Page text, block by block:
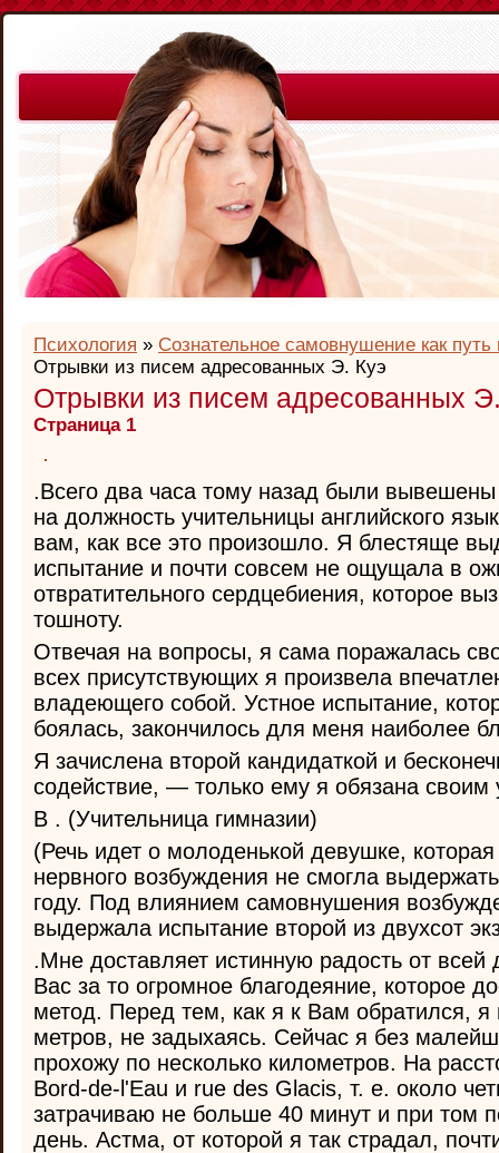
Психология » Сознательное самовнушение как путь
Отрывки из писем адресованных Э. Куэ
Отрывки из писем адресованных
Страница 1
.Всего два часа тому назад были вывешены
на должность учительницы английского
вам, как все это произошло. Я блестяще
испытание и почти совсем не ощущала в
отвратительного сердцебиения, которое
тошноту.
Отвечая на вопросы, я сама поражалась
всех присутствующих я произвела
владеющего собой. Устное испытание,
боялась, закончилось для меня наиболее
Я зачислена второй кандидаткой и
содействие, — только ему я обязана своим
В . (Учительница гимназии)
(Речь идет о молоденькой девушке,
нервного возбуждения не смогла
году. Под влиянием самовнушения
выдержала испытание второй из двухсот
.Мне доставляет истинную радость от всей
Вас за то огромное благодеяние, которое
метод. Перед тем, как я к Вам обратился, я
метров, не задыхаясь. Сейчас я без
прохожу по несколько километров. На
Bord-de-l'Eau и rue des Glacis, т. е. около
затрачиваю не больше 40 минут и при том
день. Астма, от которой я так страдал,